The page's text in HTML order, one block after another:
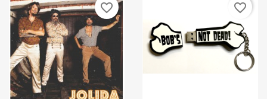
favorite_border favorite_border